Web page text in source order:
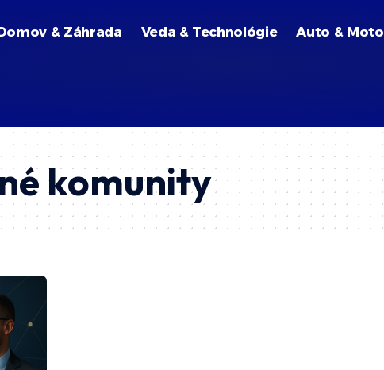
& Záhrada Veda & Technológie Auto & Moto
komunity